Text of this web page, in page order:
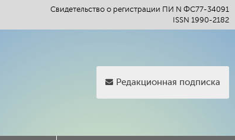
Свидетельство о регистрации ПИ N ФС77-34091
ISSN 1990-2182
Редакционная подписка